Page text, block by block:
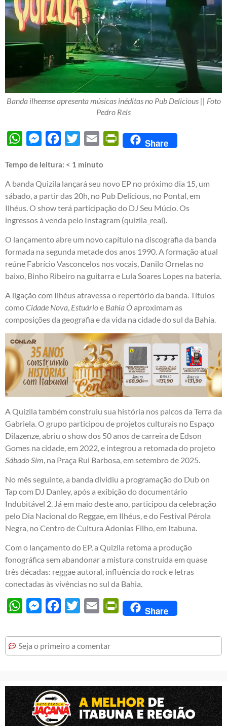
Banda ilheense apresenta músicas inéditas no Pub Delicious || Foto
Pedro Reis
WhatsAppMessengerFacebook
Twitter Email PrintFriendly
Share
Tempo de leitura: < 1 minuto
A banda Quizila lançará seu novo EP no próximo dia 15, um
sábado, a partir das 20h, no Pub Delicious, no Pontal, em
Ilhéus. O show terá participação do DJ Seu Múcio. Os
ingressos à venda pelo Instagram (quizila_real).
O lançamento abre um novo capítulo na discografia da banda
formada na segunda metade dos anos 1990. A formação atual
reúne Fabrício Vasconcelos nos vocais, Danilo Ornelas no
baixo, Binho Ribeiro na guitarra e Lula Soares Lopes na bateria.
A ligação com Ilhéus atravessa o repertório da banda. Títulos
comoCidade Nova, Estuárioe Bahia Ôaproximam as
composições da geografia e da vida na cidade do sul da Bahia.
A Quizila também construiu sua história nos palcos da Terra da
Gabriela. O grupo participou de projetos culturais no Espaço
Dilazenze, abriu o show dos 50 anos de carreira de Edson
Gomes na cidade, em 2022, e integrou a retomada do projeto
Sábado Sim , na Praça Rui Barbosa, em setembro de 2025.
No mês seguinte, a banda dividiu a programação do Dub on
Tap com DJ Danley, após a exibição do documentário
Indubitável 2. Já em maio deste ano, participou da celebração
pelo Dia Nacional do Reggae, em Ilhéus, e do Festival Pérola
Negra, no Centro de Cultura Adonias Filho, em Itabuna.
Com o lançamento do EP, a Quizila retoma a produção
fonográfica sem abandonar a mistura construída em quase
três décadas: reggae autoral, influência do rock e letras
conectadas às vivências no sul da Bahia.
WhatsAppMessengerFacebook
Twitter Email PrintFriendly
Share
Seja o primeiro a comentar